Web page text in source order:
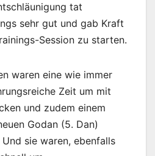
tat
sehr gut und gab Kraft
Session zu starten.
waren eine wie immer
Zeit um mit
und zudem einem
Godan (5. Dan)
sie waren, ebenfalls